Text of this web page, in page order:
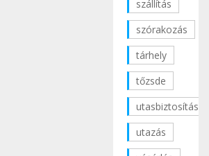
szállítás
szórakozás
tárhely
tőzsde
utasbiztosítás
utazás